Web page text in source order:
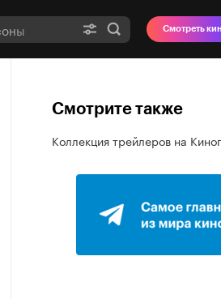
Смотреть
Смотрите также
Коллекция трейлеров на